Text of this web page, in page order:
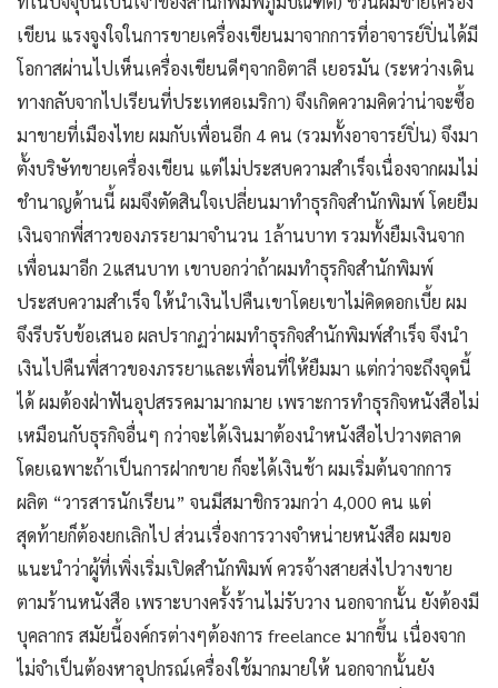
เขียน แรงจูงใจในการขายเครื่องเขียนมาจากการที่อาจารย์ปิ่นได้มี
โอกาสผ่านไปเห็นเครื่องเขียนดีๆจากอิตาลี เยอรมัน (ระหว่างเดิน
ทางกลับจากไปเรียนที่ประเทศอเมริกา) จึงเกิดความคิดว่าน่าจะซื้อ
มาขายที่เมืองไทย ผมกับเพื่อนอีก 4 คน (รวมทั้งอาจารย์ปิ่น) จึงมา
ตั้งบริษัทขายเครื่องเขียน แต่ไม่ประสบความสำเร็จเนื่องจากผมไม่
ชำนาญด้านนี้ ผมจึงตัดสินใจเปลี่ยนมาทำธุรกิจสำนักพิมพ์ โดยยืม
เงินจากพี่สาวของภรรยามาจำนวน 1ล้านบาท รวมทั้งยืมเงินจาก
เพื่อนมาอีก 2แสนบาท เขาบอกว่าถ้าผมทำธุรกิจสำนักพิมพ์
ประสบความสำเร็จ ให้นำเงินไปคืนเขาโดยเขาไม่คิดดอกเบี้ย ผม
จึงรีบรับข้อเสนอ ผลปรากฏว่าผมทำธุรกิจสำนักพิมพ์สำเร็จ จึงนำ
เงินไปคืนพี่สาวของภรรยาและเพื่อนที่ให้ยืมมา แต่กว่าจะถึงจุดนี้
ได้ ผมต้องฝ่าฟันอุปสรรคมามากมาย เพราะการทำธุรกิจหนังสือไม่
เหมือนกับธุรกิจอื่นๆ กว่าจะได้เงินมาต้องนำหนังสือไปวางตลาด
โดยเฉพาะถ้าเป็นการฝากขาย ก็จะได้เงินช้า ผมเริ่มต้นจากการ
ผลิต “วารสารนักเรียน” จนมีสมาชิกรวมกว่า 4,000 คน แต่
สุดท้ายก็ต้องยกเลิกไป ส่วนเรื่องการวางจำหน่ายหนังสือ ผมขอ
แนะนำว่าผู้ที่เพิ่งเริ่มเปิดสำนักพิมพ์ ควรจ้างสายส่งไปวางขาย
ตามร้านหนังสือ เพราะบางครั้งร้านไม่รับวาง นอกจากนั้น ยังต้องมี
บุคลากร สมัยนี้องค์กรต่างๆต้องการ freelance มากขึ้น เนื่องจาก
ไม่จำเป็นต้องหาอุปกรณ์เครื่องใช้มากมายให้ นอกจากนั้นยัง